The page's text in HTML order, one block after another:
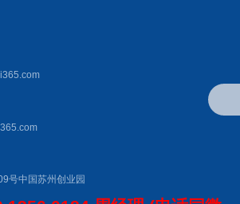
号中国苏州创业园